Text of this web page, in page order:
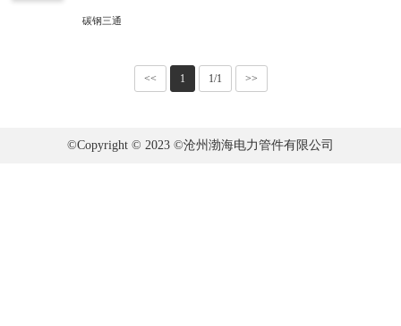
碳钢三通
<< 1 1/1 >>
©Copyright © 2023 ©沧州渤海电力管件有限公司